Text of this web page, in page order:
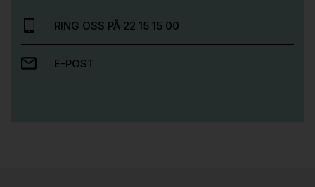
RING OSS PÅ 22 15 15 00
E-POST